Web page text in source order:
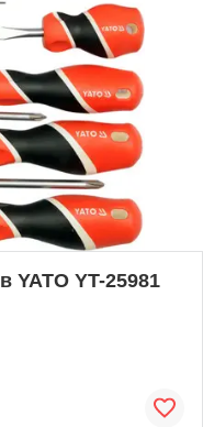
YATO YT-25981